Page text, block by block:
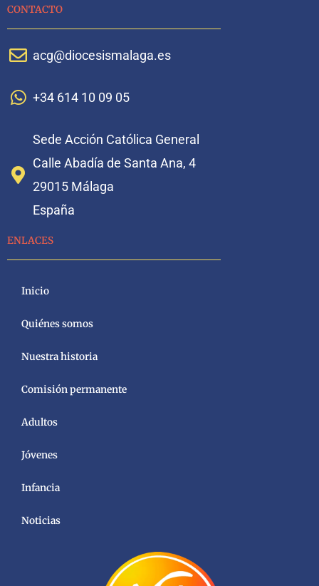
CONTACTO
acg@diocesismalaga.es
+34 614 10 09 05
Sede Acción Católica General
Calle Abadía de Santa Ana, 4
29015 Málaga
España
ENLACES
Inicio
Quiénes somos
Nuestra historia
Comisión permanente
Adultos
Jóvenes
Infancia
Noticias